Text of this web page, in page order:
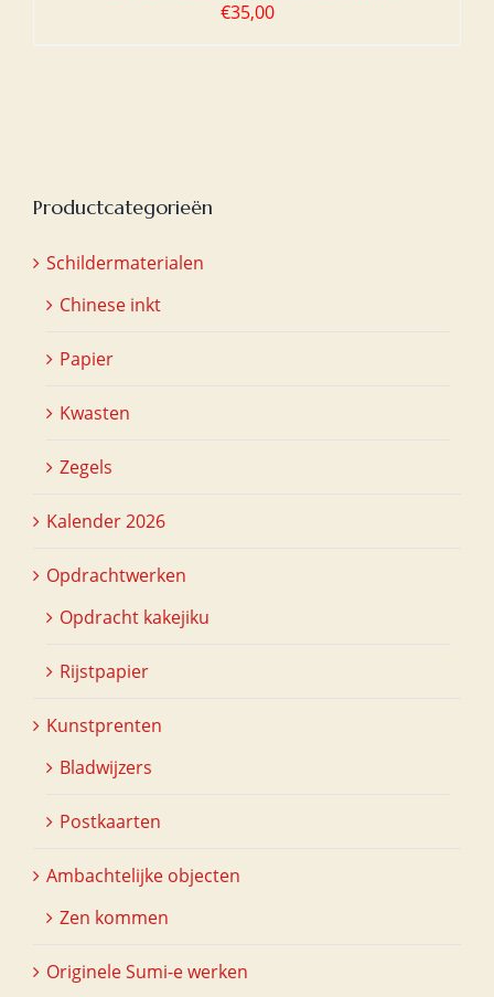
€35,00
Productcategorieën
Schildermaterialen
Chinese inkt
Papier
Kwasten
Zegels
Kalender 2026
Opdrachtwerken
Opdracht kakejiku
Rijstpapier
Kunstprenten
Bladwijzers
Postkaarten
Ambachtelijke objecten
Zen kommen
Originele Sumi-e werken